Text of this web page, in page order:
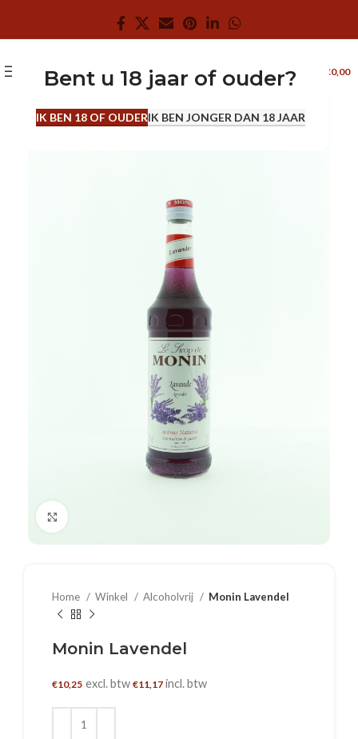
Bent u 18 jaar of ouder?
IK BEN 18 OF OUDERIK BEN JONGER DAN 18 JAAR
MENU €0,00
0.7 L
Home Winkel Alcoholvrij Monin Lavendel
Monin Lavendel
€10,25 excl. btw €11,17 incl. btw